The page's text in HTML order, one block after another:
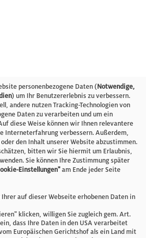
0
bau.eu
personenbezogene Daten (Notwendige,
) um Ihr Benutzererlebnis zu verbessern.
andere nutzen Tracking-Technologien von
Daten zu verarbeiten und um ein
diese Weise können wir Ihnen relevantere
Interneterfahrung verbessern. Außerdem,
oder den Inhalt unserer Website abzustimmen.
bitten wir Sie hiermit um Erlaubnis,
Sie können Ihre Zustimmung später
Einstellungen" am Ende jeder Seite
auf dieser Webseite erhobenen Daten in
klicken, willigen Sie zugleich gem. Art.
ein, dass Ihre Daten in den USA verarbeitet
Europäischen Gerichtshof als ein Land mit